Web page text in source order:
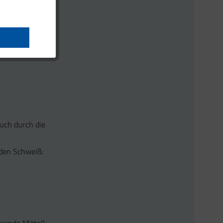
durch die
Schweiß: